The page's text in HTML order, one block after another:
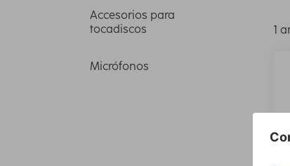
Accesorios para
tocadiscos
Micrófonos
1